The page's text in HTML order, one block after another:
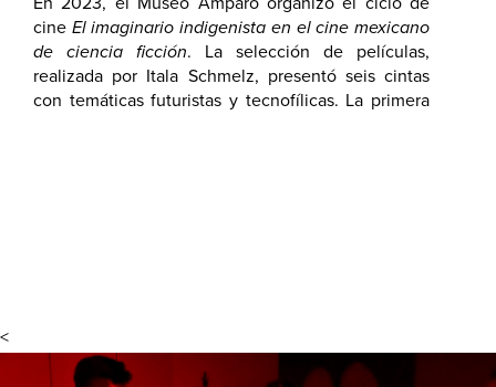
cine El imaginario indigenista en el cine mexicano
de ciencia ficción. La selección de películas,
realizada por Itala Schmelz, presentó seis cintas
con temáticas futuristas y tecnofílicas. La primera
<